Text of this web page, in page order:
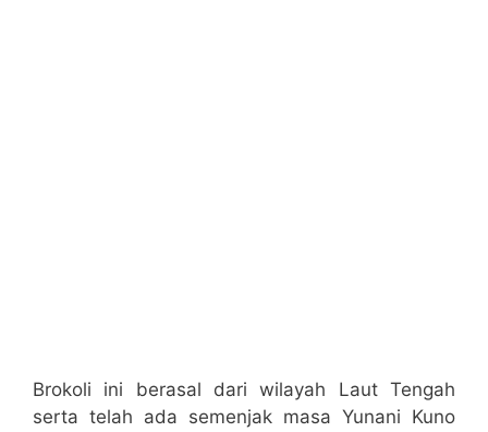
Brokoli ini berasal dari wilayah Laut Tengah
serta telah ada semenjak masa Yunani Kuno